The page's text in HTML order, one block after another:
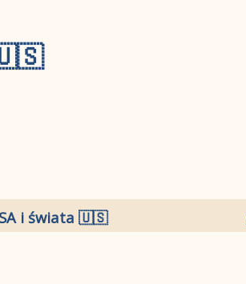
🇺🇸
i świata 🇺🇸